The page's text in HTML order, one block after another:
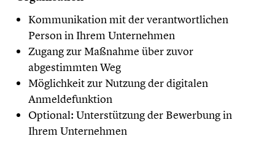
Kommunikation mit der verantwortlichen
Person in Ihrem Unternehmen
Zugang zur Maßnahme über zuvor
abgestimmten Weg
Möglichkeit zur Nutzung der digitalen
Anmeldefunktion
Optional: Unterstützung der Bewerbung in
Ihrem Unternehmen